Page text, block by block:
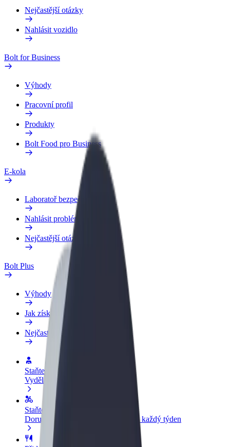
Nejčastější otázky
Nahlásit vozidlo
Bolt for Business
Výhody
Pracovní profil
Produkty
Bolt Food pro Business
E-kola
Laboratoř bezpečnosti
Nahlásit problém
Nejčastější otázky
Bolt Plus
Výhody
Jak získat členství
Nejčastější otázky
Staňte se řidičem
Vydělávejte podle sebe
Staňte se kurýrem
Doručujte jídlo a dostávejte výplatu každý týden